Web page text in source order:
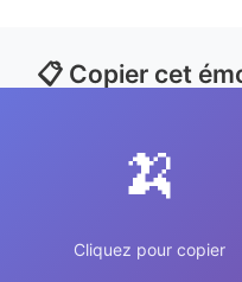
📋 Copier cet
🍌
Cliquez pour copier